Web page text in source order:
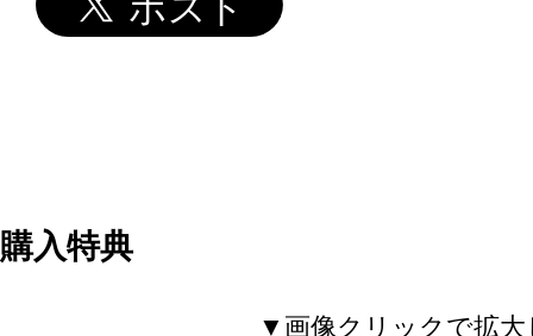
購入特典
▼画像クリックで拡